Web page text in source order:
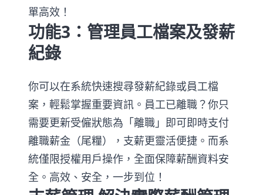
單高效！
功能3：管理員工檔案及發薪
紀錄
你可以在系統快速搜尋發薪紀錄或員工檔
案，輕鬆掌握重要資訊。員工已離職？你只
需要更新受僱狀態為「離職」即可即時支付
離職薪金（尾糧），支薪更靈活便捷。而系
統僅限授權用戶操作，全面保障薪酬資料安
全。高效、安全，一步到位！